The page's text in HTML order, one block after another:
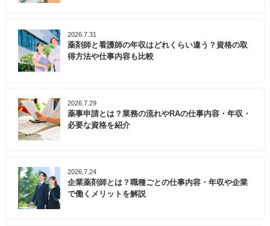
2026.7.31
薬剤師と看護師の年収はどれくらい違う？資格の取
得方法や仕事内容も比較
2026.7.29
薬事申請とは？業務の流れやRAの仕事内容・年収・
必要な資格を紹介
2026.7.24
企業薬剤師とは？職種ごとの仕事内容・年収や企業
で働くメリットを解説